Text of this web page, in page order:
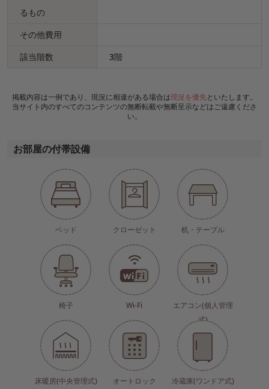
るもの
その他費用
該当階数
3階
掲載内容は一例であり、現況に相違がある場合は現況を優先といたします。
当サイト内のすべてのコンテンツの無断転載や無断呈示などはご遠慮くださ
い。
お部屋の付帯設備
ベッド クローゼット 机・テーブル
椅子 Wi-Fi
エアコン(個人管理
式)
床暖房(中央管理式) オートロック 冷蔵庫(ワンドア式)